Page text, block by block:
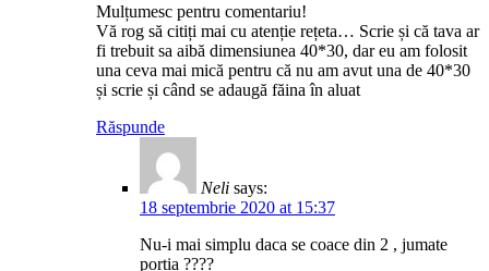
Mulțumesc pentru comentariu!
Vă rog să citiți mai cu atenție rețeta… Scrie și că tava ar
fi trebuit sa aibă dimensiunea 40*30, dar eu am folosit
una ceva mai mică pentru că nu am avut una de 40*30
și scrie și când se adaugă făina în aluat
Răspunde
Neli says:
18 septembrie 2020 at 15:37
Nu-i mai simplu daca se coace din 2 , jumate
portia ????